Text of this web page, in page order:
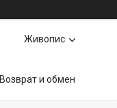
Живопис
Возврат и обмен